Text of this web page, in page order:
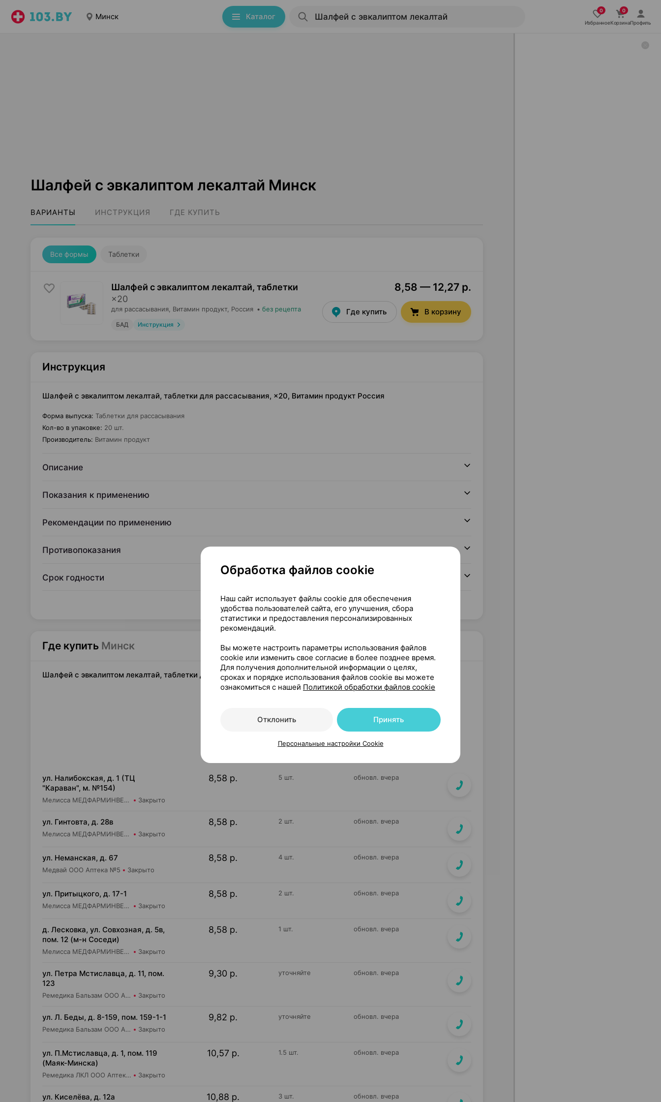
Минск Каталог
ИзбранноеКорзинаПрофиль
Шалфей с эвкалиптом лекалтай Минск
ВАРИАНТЫ ИНСТРУКЦИЯ ГДЕ КУПИТЬ
Все формы Таблетки
Шалфей с эвкалиптом лекалтай, таблетки
×20
для рассасывания, Витамин продукт, Россия • без рецепта
БАД Инструкция
8,58 — 12,27 р.
Где купить В корзину
Инструкция
Шалфей с эвкалиптом лекалтай, таблетки для рассасывания, ×20, Витамин продукт Россия
Форма выпуска: Таблетки для рассасывания
Кол-во в упаковке: 20 шт.
Производитель: Витамин продукт
Описание
Показания к применению
Рекомендации по применению
Противопоказания
Срок годности
Читать полностью
Где купить Минск
Шалфей с эвкалиптом лекалтай, таблетки для рассасывания, ×20, Витамин продукт Россия
29
ул. Налибокская, д. 1 (ТЦ
"Караван", м. №154)
Мелисса МЕДФАРМИНВЕСТ УП Аптека №6 Закрыто
8,58 р. 5 шт. обновл. вчера
ул. Гинтовта, д. 28в
Мелисса МЕДФАРМИНВЕСТ УП Аптека №20 Закрыто
8,58 р. 2 шт. обновл. вчера
ул. Неманская, д. 67
Медвай ООО Аптека №5 Закрыто
8,58 р. 4 шт. обновл. вчера
ул. Притыцкого, д. 17-1
Мелисса МЕДФАРМИНВЕСТ УП Аптека №16 Закрыто
8,58 р. 2 шт. обновл. вчера
д. Лесковка, ул. Совхозная, д. 5в,
пом. 12 (м-н Соседи)
Мелисса МЕДФАРМИНВЕСТ УП Аптека №33 Закрыто
8,58 р. 1 шт. обновл. вчера
ул. Петра Мстиславца, д. 11, пом.
123
Ремедика Бальзам ООО Аптека №4 Закрыто
9,30 р. уточняйте обновл. вчера
ул. Л. Беды, д. 8-159, пом. 159-1-1
Ремедика Бальзам ООО Аптека №30 Закрыто
9,82 р. уточняйте обновл. вчера
ул. П.Мстиславца, д. 1, пом. 119
(Маяк-Минска)
Ремедика ЛКЛ ООО Аптека №13 Закрыто
10,57 р. 1.5 шт. обновл. вчера
ул. Киселёва, д. 12а 10,88 р. 3 шт. обновл. вчера
Обработка файлов cookie
Наш сайт использует файлы cookie для обеспечения
удобства пользователей сайта, его улучшения, сбора
статистики и предоставления персонализированных
рекомендаций.
Вы можете настроить параметры использования файлов
cookie или изменить свое согласие в более позднее время.
Для получения дополнительной информации о целях,
сроках и порядке использования файлов cookie вы можете
ознакомиться с нашей Политикой обработки файлов cookie
Отклонить Принять
Персональные настройки Cookie